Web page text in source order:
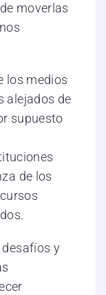
moverlas
los medios
alejados de
supuesto
de los
y